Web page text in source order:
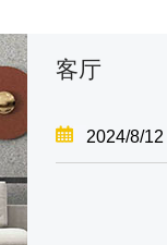
客厅
2024/8/